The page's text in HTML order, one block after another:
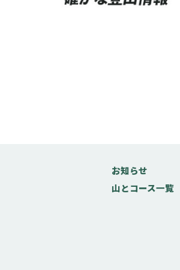
お知らせ
山とコース一覧